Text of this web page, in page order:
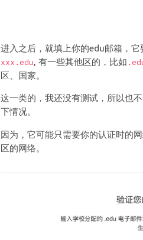
进入之后，就填上你的edu邮箱，
xxx.edu, 有一些其他区的，比如
区、国家。
这一类的，我还没有测试，所以也
下情况。
因为，它可能只需要你的认证时的
区的网络。